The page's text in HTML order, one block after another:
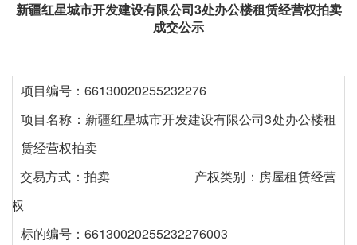
新疆红星城市开发建设有限公司3处办公楼租赁经营权拍卖
成交公示
项目编号：66130020255232276
项目名称： 新疆红星城市开发建设有限公司3处办公楼租
赁经营权拍卖
交易方式：拍卖 产权类别：房屋租赁经营
权
标的编号：66130020255232276003